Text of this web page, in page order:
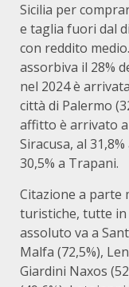
Sicilia per
e taglia fuori dal
con reddito
assorbiva il 28%
nel 2024 è
città di Palermo
affitto è arrivato
Siracusa, al
30,5% a Trapani.
Citazione a parte
turistiche, tutte in
assoluto va a
Malfa (72,5%),
Giardini Naxos